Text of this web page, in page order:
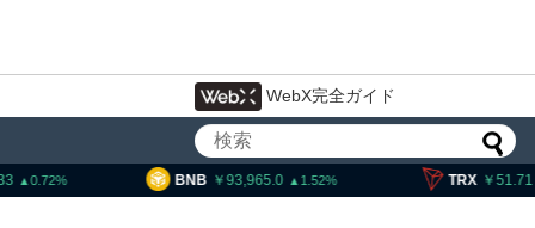
WebX完全ガイド
93,965.0 TRX 51.71 SOL